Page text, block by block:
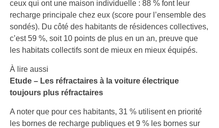
ceux qui ont une maison individuelle : 88 % font leur
recharge principale chez eux (score pour l’ensemble des
sondés). Du côté des habitants de résidences collectives,
c’est 59 %, soit 10 points de plus en un an, preuve que
les habitats collectifs sont de mieux en mieux équipés.
À lire aussi
Etude – Les réfractaires à la voiture électrique
toujours plus réfractaires
A noter que pour ces habitants, 31 % utilisent en priorité
les bornes de recharge publiques et 9 % les bornes sur